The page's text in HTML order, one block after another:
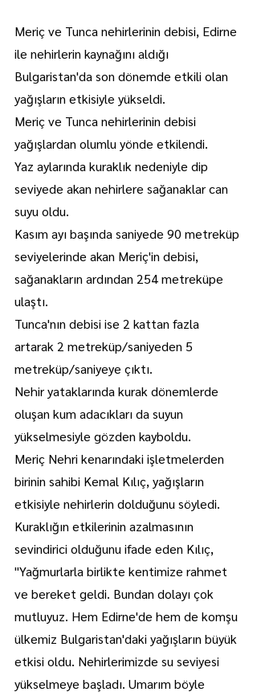
Meriç ve Tunca nehirlerinin debisi, Edirne
ile nehirlerin kaynağını aldığı
Bulgaristan'da son dönemde etkili olan
yağışların etkisiyle yükseldi.
Meriç ve Tunca nehirlerinin debisi
yağışlardan olumlu yönde etkilendi.
Yaz aylarında kuraklık nedeniyle dip
seviyede akan nehirlere sağanaklar can
suyu oldu.
Kasım ayı başında saniyede 90 metreküp
seviyelerinde akan Meriç'in debisi,
sağanakların ardından 254 metreküpe
ulaştı.
Tunca'nın debisi ise 2 kattan fazla
artarak 2 metreküp/saniyeden 5
metreküp/saniyeye çıktı.
Nehir yataklarında kurak dönemlerde
oluşan kum adacıkları da suyun
yükselmesiyle gözden kayboldu.
Meriç Nehri kenarındaki işletmelerden
birinin sahibi Kemal Kılıç, yağışların
etkisiyle nehirlerin dolduğunu söyledi.
Kuraklığın etkilerinin azalmasının
sevindirici olduğunu ifade eden Kılıç,
"Yağmurlarla birlikte kentimize rahmet
ve bereket geldi. Bundan dolayı çok
mutluyuz. Hem Edirne'de hem de komşu
ülkemiz Bulgaristan'daki yağışların büyük
etkisi oldu. Nehirlerimizde su seviyesi
yükselmeye başladı. Umarım böyle